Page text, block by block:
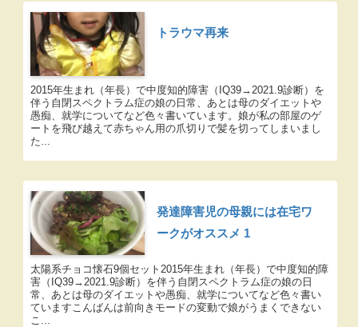
トラウマ再来
2015年生まれ（年長）で中度知的障害（IQ39→2021.9診断）を
伴う自閉スペクトラム症の娘の日常、あとは母のダイエットや
愚痴、就学についてなど色々書いています。娘が私の部屋のゲ
ートを飛び越えて赤ちゃん用の爪切りで髪を切ってしまいまし
た...
発達障害児の母親には在宅ワ
ークがオススメ 1
太陽系チョコ懐石9個セット2015年生まれ（年長）で中度知的障
害（IQ39→2021.9診断）を伴う自閉スペクトラム症の娘の日
常、あとは母のダイエットや愚痴、就学についてなど色々書い
ていますこんばんは前向きモードの変動で娘がうまくできない
こ...